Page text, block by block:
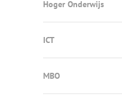
Hoger Onderwijs
ICT
MBO